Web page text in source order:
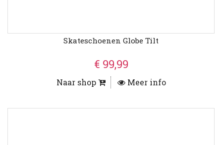
Skateschoenen Globe Tilt
€ 99,99
Naar shop Meer info